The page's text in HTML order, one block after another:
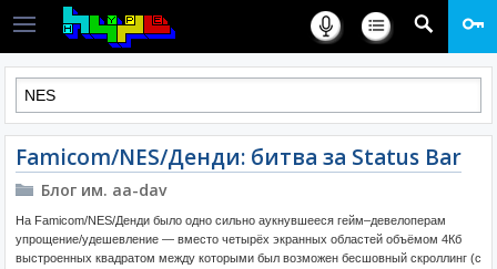
Famicom/NES/Денди: битва за Status Bar
Блог им. aa-dav
На Famicom/NES/Денди было одно сильно аукнувшееся гейм–девелоперам
упрощение/удешевление — вместо четырёх экранных областей объёмом 4Кб
выстроенных квадратом между которыми был возможен бесшовный скроллинг (с